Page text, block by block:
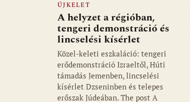
ÚJKELET
A helyzet a régióban,
tengeri demonstráció és
lincselési kísérlet
Közel-keleti eszkaláció: tengeri
erődemonstráció Izraeltől, Húti
támadás Jemenben, lincselési
kísérlet Dzseninben és telepes
erőszak Júdeában. The post A